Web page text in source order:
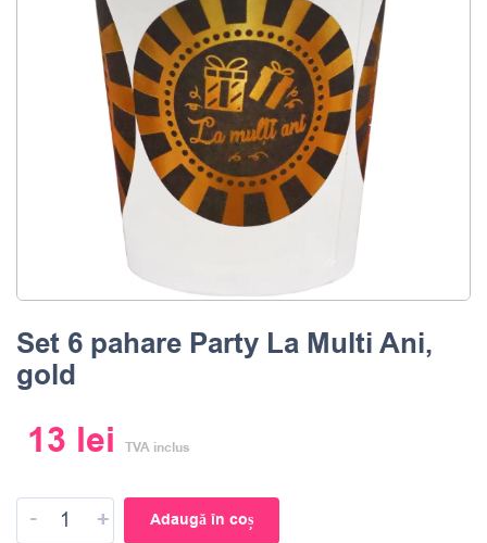
Set 6 pahare Party La Multi Ani,
gold
13 lei TVA inclus
- + Adaugă în coș